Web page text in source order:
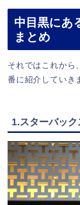
中目黒にあ
まとめ
それではこれから
番に紹介していき
1.スターバッ